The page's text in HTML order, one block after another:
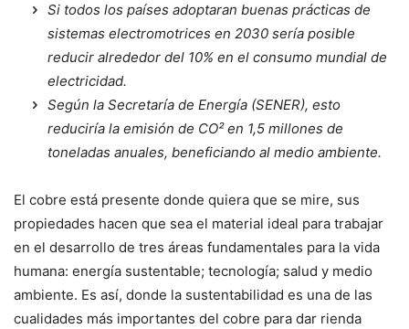
Si todos los países adoptaran buenas prácticas de
sistemas electromotrices en 2030 sería posible
reducir alrededor del 10% en el consumo mundial de
electricidad.
Según la Secretaría de Energía (SENER), esto
reduciría la emisión de CO² en 1,5 millones de
toneladas anuales, beneficiando al medio ambiente.
El cobre está presente donde quiera que se mire, sus
propiedades hacen que sea el material ideal para trabajar
en el desarrollo de tres áreas fundamentales para la vida
humana: energía sustentable; tecnología; salud y medio
ambiente. Es así, donde la sustentabilidad es una de las
cualidades más importantes del cobre para dar rienda